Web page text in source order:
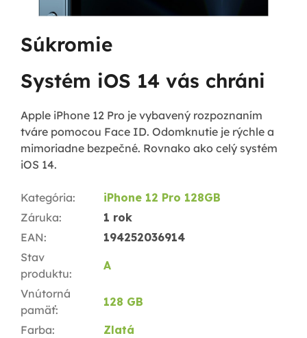
Súkromie
Systém iOS 14 vás chráni
Apple iPhone 12 Pro je vybavený rozpoznaním
tváre pomocou Face ID. Odomknutie je rýchle a
mimoriadne bezpečné. Rovnako ako celý systém
iOS 14.
Kategória:
iPhone 12 Pro 128GB
Záruka:
1 rok
EAN:
194252036914
Stav
produktu:
A
Vnútorná
pamäť:
128 GB
Farba:
Zlatá